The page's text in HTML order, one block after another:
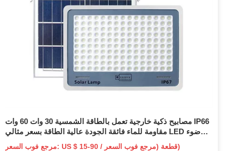
مصابيح ذكية خارجية تعمل بالطاقة الشمسية 30 وات 60 وات IP66
مقاومة للماء فائقة الجودة عالية الطاقة بسعر مثالي LED ضوء
الشارع مع مبيت مصباح زجاجي مقوى
مرجع فوب السعر: US $ 15-90 / قطعة (مرجع فوب السعر)